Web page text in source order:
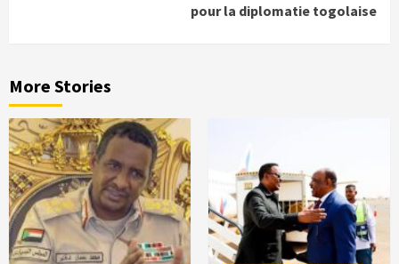
pour la diplomatie togolaise
More Stories